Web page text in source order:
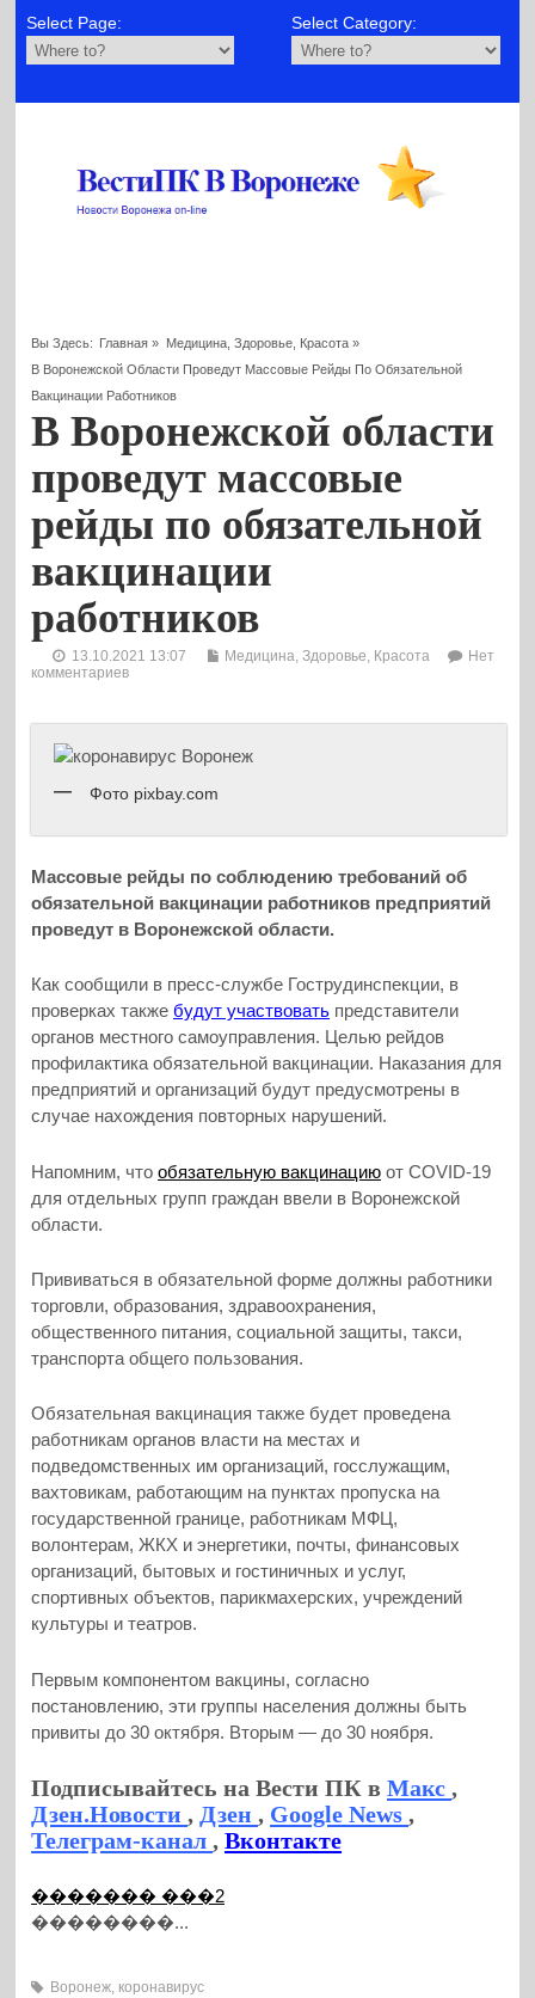
Select Page: Select Category:
Вы Здесь: Главная » Медицина, Здоровье, Красота»
В Воронежской Области Проведут Массовые Рейды По Обязательной
Вакцинации Работников
В Воронежской области
проведут массовые
рейды по обязательной
вакцинации
работников
13.10.2021 13:07 Медицина, Здоровье, Красота
Нет
комментариев
Фото pixbay.com
Массовые рейды по соблюдению требований об
обязательной вакцинации работников предприятий
проведут в Воронежской области.
Как сообщили в пресс-службе Гострудинспекции, в
проверках такжебудут участвовать представители
органов местного самоуправления. Целью рейдов
профилактика обязательной вакцинации. Наказания для
предприятий и организаций будут предусмотрены в
случае нахождения повторных нарушений.
Напомним, чтообязательную вакцинацию от COVID-19
для отдельных групп граждан ввели в Воронежской
области.
Прививаться в обязательной форме должны работники
торговли, образования, здравоохранения,
общественного питания, социальной защиты, такси,
транспорта общего пользования.
Обязательная вакцинация также будет проведена
работникам органов власти на местах и
подведомственных им организаций, госслужащим,
вахтовикам, работающим на пунктах пропуска на
государственной границе, работникам МФЦ,
волонтерам, ЖКХ и энергетики, почты, финансовых
организаций, бытовых и гостиничных и услуг,
спортивных объектов, парикмахерских, учреждений
культуры и театров.
Первым компонентом вакцины, согласно
постановлению, эти группы населения должны быть
привиты до 30 октября. Вторым — до 30 ноября.
Подписывайтесь на Вести ПК вМакс,
Дзен.Новости, Дзен, Google News,
Телеграм-канал,Вконтакте
������� ���2
��������...
Воронеж, коронавирус